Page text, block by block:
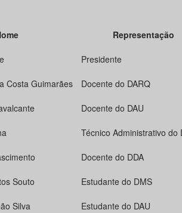
Representação
Presidente
Costa Guimarães Docente do DARQ
Docente do DAU
Técnico Administrativo do
Docente do DDA
Souto Estudante do DMS
Silva Estudante do DAU